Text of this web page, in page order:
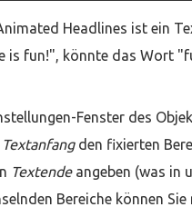
Headlines ist ein
is fun!", könnte das Wort
Fenster des
Textanfangden fixierten
Textendeangeben (was in
Bereiche können